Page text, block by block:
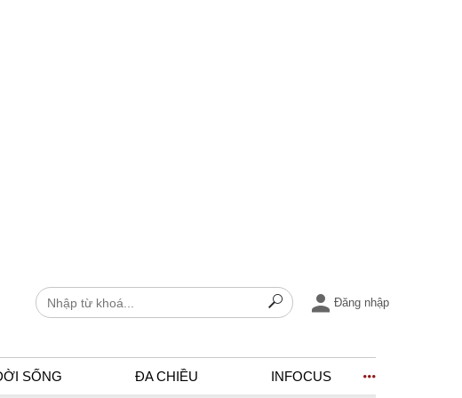
Đăng nhập
SỐNG ĐA CHIỀU INFOCUS